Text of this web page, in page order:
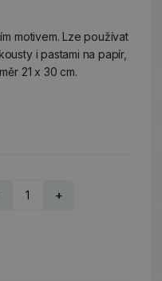
motivem. Lze používat
i pastami na papír,
21 x 30 cm.
+